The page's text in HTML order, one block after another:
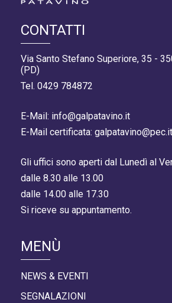
CONTATTI
Via Santo Stefano Superiore, 35 -
(PD)
Tel. 0429 784872
E-Mail: info@galpatavino.it
E-Mail certificata: galpatavino@pec.it
Gli uffici sono aperti dal Lunedì al
dalle 8.30 alle 13.00
dalle 14.00 alle 17.30
Si riceve su appuntamento.
MENÙ
NEWS & EVENTI
SEGNALAZIONI